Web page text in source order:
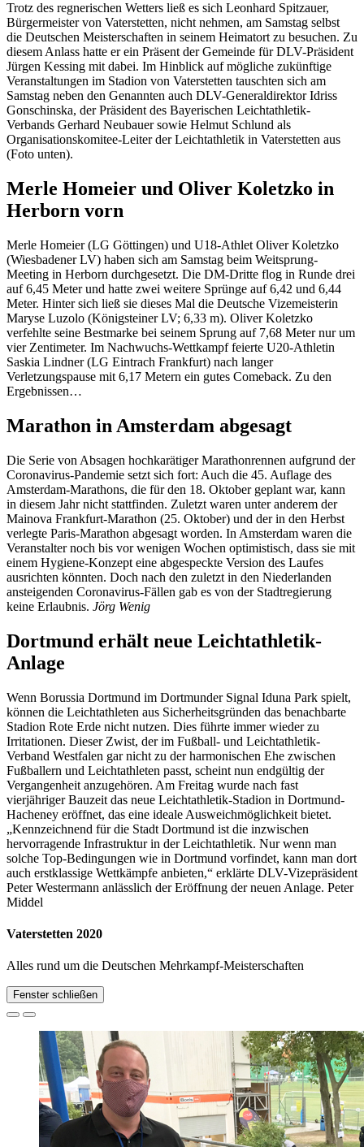
Trotz des regnerischen Wetters ließ es sich Leonhard Spitzauer,
Bürgermeister von Vaterstetten, nicht nehmen, am Samstag selbst
die Deutschen Meisterschaften in seinem Heimatort zu besuchen. Zu
diesem Anlass hatte er ein Präsent der Gemeinde für DLV-Präsident
Jürgen Kessing mit dabei. Im Hinblick auf mögliche zukünftige
Veranstaltungen im Stadion von Vaterstetten tauschten sich am
Samstag neben den Genannten auch DLV-Generaldirektor Idriss
Gonschinska, der Präsident des Bayerischen Leichtathletik-
Verbands Gerhard Neubauer sowie Helmut Schlund als
Organisationskomitee-Leiter der Leichtathletik in Vaterstetten aus
(Foto unten).
Merle Homeier und Oliver Koletzko in
Herborn vorn
Merle Homeier (LG Göttingen) und U18-Athlet Oliver Koletzko
(Wiesbadener LV) haben sich am Samstag beim Weitsprung-
Meeting in Herborn durchgesetzt. Die DM-Dritte flog in Runde drei
auf 6,45 Meter und hatte zwei weitere Sprünge auf 6,42 und 6,44
Meter. Hinter sich ließ sie dieses Mal die Deutsche Vizemeisterin
Maryse Luzolo (Königsteiner LV; 6,33 m). Oliver Koletzko
verfehlte seine Bestmarke bei seinem Sprung auf 7,68 Meter nur um
vier Zentimeter. Im Nachwuchs-Wettkampf feierte U20-Athletin
Saskia Lindner (LG Eintrach Frankfurt) nach langer
Verletzungspause mit 6,17 Metern ein gutes Comeback. Zu den
Ergebnissen…
Marathon in Amsterdam abgesagt
Die Serie von Absagen hochkarätiger Marathonrennen aufgrund der
Coronavirus-Pandemie setzt sich fort: Auch die 45. Auflage des
Amsterdam-Marathons, die für den 18. Oktober geplant war, kann
in diesem Jahr nicht stattfinden. Zuletzt waren unter anderem der
Mainova Frankfurt-Marathon (25. Oktober) und der in den Herbst
verlegte Paris-Marathon abgesagt worden. In Amsterdam waren die
Veranstalter noch bis vor wenigen Wochen optimistisch, dass sie mit
einem Hygiene-Konzept eine abgespeckte Version des Laufes
ausrichten könnten. Doch nach den zuletzt in den Niederlanden
ansteigenden Coronavirus-Fällen gab es von der Stadtregierung
keine Erlaubnis. Jörg Wenig
Dortmund erhält neue Leichtathletik-
Anlage
Wenn Borussia Dortmund im Dortmunder Signal Iduna Park spielt,
können die Leichtathleten aus Sicherheitsgründen das benachbarte
Stadion Rote Erde nicht nutzen. Dies führte immer wieder zu
Irritationen. Dieser Zwist, der im Fußball- und Leichtathletik-
Verband Westfalen gar nicht zu der harmonischen Ehe zwischen
Fußballern und Leichtathleten passt, scheint nun endgültig der
Vergangenheit anzugehören. Am Freitag wurde nach fast
vierjähriger Bauzeit das neue Leichtathletik-Stadion in Dortmund-
Hacheney eröffnet, das eine ideale Ausweichmöglichkeit bietet.
„Kennzeichnend für die Stadt Dortmund ist die inzwischen
hervorragende Infrastruktur in der Leichtathletik. Nur wenn man
solche Top-Bedingungen wie in Dortmund vorfindet, kann man dort
auch erstklassige Wettkämpfe anbieten,“ erklärte DLV-Vizepräsident
Peter Westermann anlässlich der Eröffnung der neuen Anlage. Peter
Middel
Vaterstetten 2020
Alles rund um die Deutschen Mehrkampf-Meisterschaften
Fenster schließen